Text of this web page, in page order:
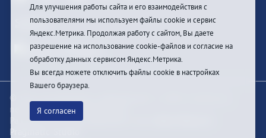
Sign In
© При цитировании информации с сайта ссылка на
первоисточник обязательна
Разработка и техподдержка сайта
Pragmatic Studio
Для улучшения работы сайта и его взаимодействия с
пользователями мы используем файлы cookie и сервис
Яндекс.Метрика. Продолжая работу с сайтом, Вы даете
разрешение на использование cookie-файлов и согласие на
обработку данных сервисом Яндекс.Метрика.
Вы всегда можете отключить файлы cookie в настройках
Вашего браузера.
Я согласен